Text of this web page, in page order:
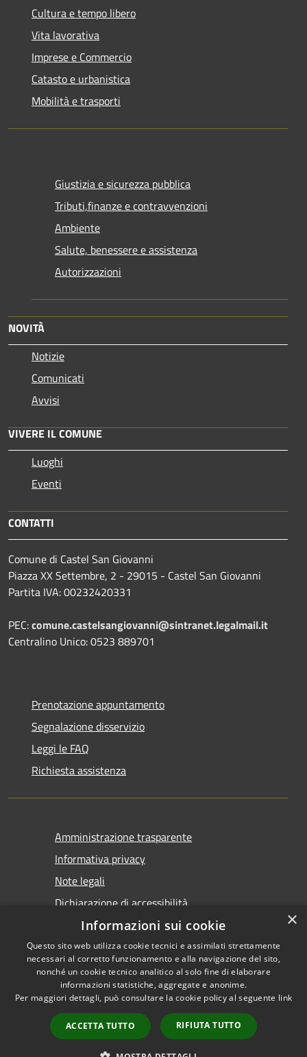
Cultura e tempo libero
Vita lavorativa
Imprese e Commercio
Catasto e urbanistica
Mobilità e trasporti
Giustizia e sicurezza pubblica
Tributi,finanze e contravvenzioni
Ambiente
Salute, benessere e assistenza
Autorizzazioni
NOVITÀ
Notizie
Comunicati
Avvisi
VIVERE IL COMUNE
Luoghi
Eventi
CONTATTI
Comune di Castel San Giovanni
Piazza XX Settembre, 2 - 29015 - Castel San Giovanni
Partita IVA: 00232420331
PEC:comune.castelsangiovanni@sintranet.legalmail.it
Centralino Unico: 0523 889701
Prenotazione appuntamento
Segnalazione disservizio
Leggi le FAQ
Richiesta assistenza
Amministrazione trasparente
Informativa privacy
Note legali
Dichiarazione di accessibilità
Accessibilità
Copyright © 2026 • Comune di
Castel San Giovanni • Powered
byMunicipium
Accesso
redazione
×
Informazioni sui cookie
Questo sito web utilizza cookie tecnici e assimilati strettamente
necessari al corretto funzionamento e alla navigazione del sito,
nonché un cookie tecnico analitico al solo fine di elaborare
informazioni statistiche, aggregate e anonime.
Per maggiori dettagli, può consultare la cookie policy al seguente link
ACCETTA TUTTO RIFIUTA TUTTO